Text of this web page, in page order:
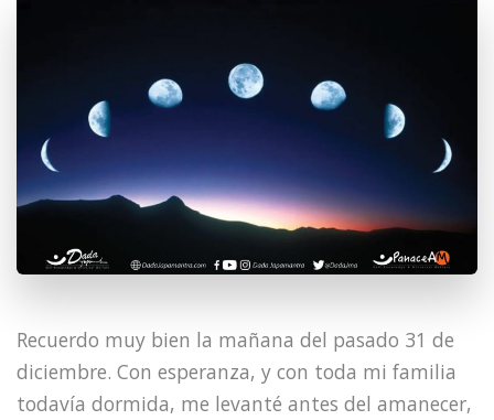
Recuerdo muy bien la mañana del pasado 31 de
diciembre. Con esperanza, y con toda mi familia
todavía dormida, me levanté antes del amanecer,